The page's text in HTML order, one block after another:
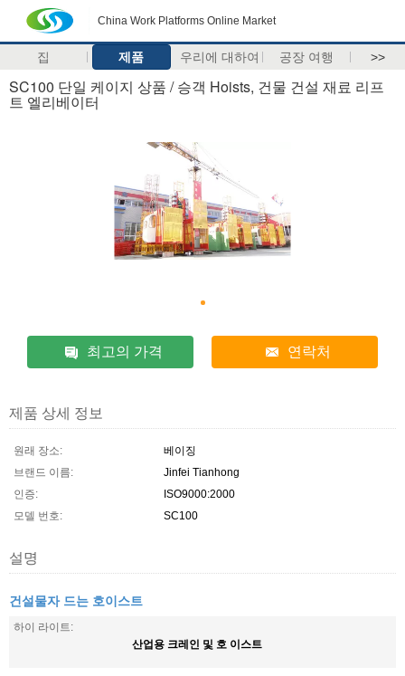
China Work Platforms Online Market
집 제품 우리에 대하여 공장 여행 >>
SC100 단일 케이지 상품 / 승객 Hoists, 건물 건설 재료 리프
트 엘리베이터
최고의 가격 연락처
제품 상세 정보
원래 장소:
베이징
브랜드 이름:
Jinfei Tianhong
인증:
ISO9000:2000
모델 번호:
SC100
설명
건설물자 드는 호이스트
하이 라이트:
산업용 크레인 및 호 이스트